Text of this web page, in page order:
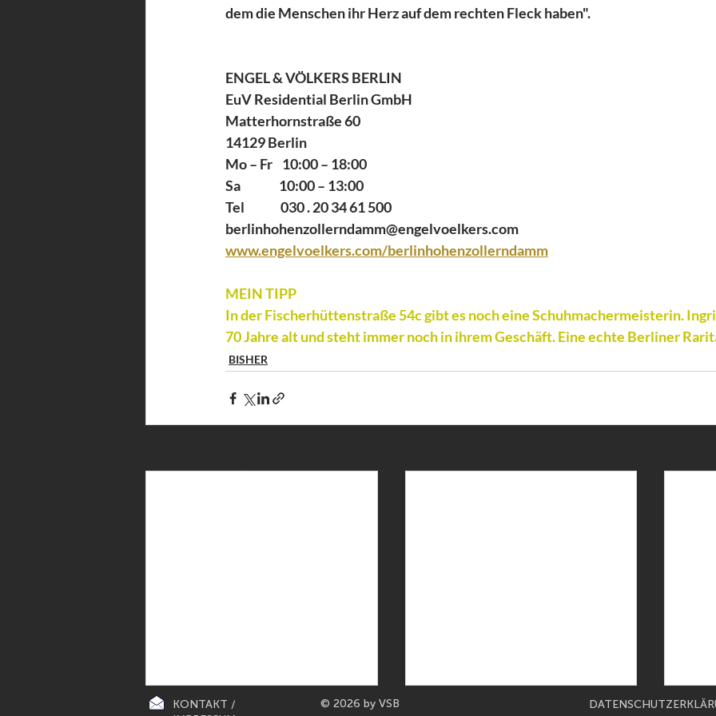
dem die Menschen ihr Herz auf dem rechten Fleck haben".
ENGEL & VÖLKERS BERLIN
EuV Residential Berlin GmbH
Matterhornstraße 60
14129 Berlin
Mo – Fr    10:00 – 18:00
Sa                10:00 – 13:00
Tel               030 . 20 34 61 500
berlinhohenzollerndamm@engelvoelkers.com
www.engelvoelkers.com/berlinhohenzollerndamm
MEIN TIPP
In der Fischerhüttenstraße 54c gibt es noch eine Schuhmachermeisterin.
70 Jahre alt und steht immer noch in ihrem Geschäft. Eine echte Berliner
BISHER
KONTAKT /
© 2026 by VSB